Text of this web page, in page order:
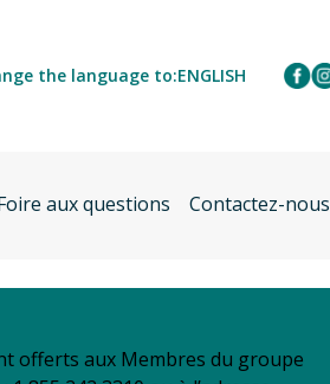
the language to:ENGLISH
aux questions Contactez-nous
offerts aux Membres du groupe